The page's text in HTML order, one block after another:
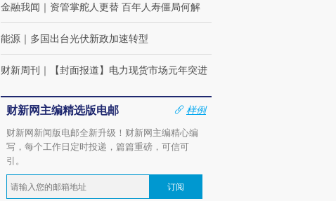
金融我闻 ｜ 资管掌舵人更替 百年人寿僵局何解
能源 ｜ 多国出台光伏新政加速转型
财新周刊 ｜ 【封面报道】电力现货市场元年突进
财新网主编精选版电邮
样例
财新网新闻版电邮全新升级！财新网主编精心编
写，每个工作日定时投递，篇篇重磅，可信可
引。
订阅